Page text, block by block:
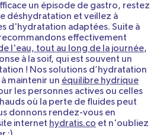
un épisode de gastro, restez
déshydratation et veillez à
d'hydratation adaptées. Suite à
effectivement
l'eau, tout au long de la journée,
à la soif, qui est souvent un
! Nos solutions d’hydratation
maintenir un équilibre hydrique
les personnes actives ou celles
où la perte de fluides peut
donnons rendez-vous en
internet hydratis.co et n'oubliez